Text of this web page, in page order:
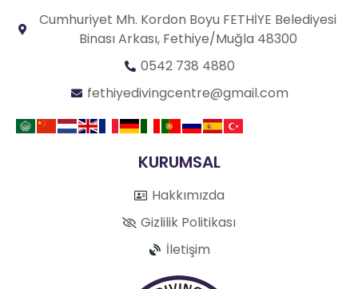
Cumhuriyet Mh. Kordon Boyu FETHİYE Belediyesi
Binası Arkası, Fethiye/Muğla 48300
0542 738 4880
fethiyedivingcentre@gmail.com
KURUMSAL
Hakkımızda
Gizlilik Politikası
İletişim